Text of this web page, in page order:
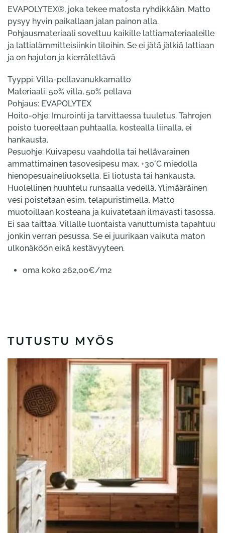
EVAPOLYTEX®, joka tekee matosta ryhdikkään. Matto
pysyy hyvin paikallaan jalan painon alla.
Pohjausmateriaali soveltuu kaikille lattiamateriaaleille
ja lattialämmitteisiinkin tiloihin. Se ei jätä jälkiä lattiaan
ja on hajuton ja kierrätettävä
Tyyppi: Villa-pellavanukkamatto
Materiaali: 50% villa, 50% pellava
Pohjaus: EVAPOLYTEX
Hoito-ohje: Imurointi ja tarvittaessa tuuletus. Tahrojen
poisto tuoreeltaan puhtaalla, kostealla liinalla, ei
hankausta.
Pesuohje: Kuivapesu vaahdolla tai hellävarainen
ammattimainen tasovesipesu max. +30°C miedolla
hienopesuaineliuoksella. Ei liotusta tai hankausta.
Huolellinen huuhtelu runsaalla vedellä. Ylimääräinen
vesi poistetaan esim. telapuristimella. Matto
muotoillaan kosteana ja kuivatetaan ilmavasti tasossa.
Ei saa taittaa. Villalle luontaista vanuttumista tapahtuu
jonkin verran pesussa. Se ei juurikaan vaikuta maton
ulkonäköön eikä kestävyyteen.
oma koko 262,00€/m2
TUTUSTU MYÖS